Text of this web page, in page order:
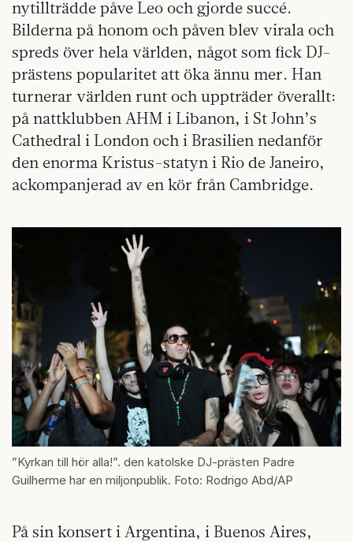
nytillträdde påve Leo och gjorde succé.
Bilderna på honom och påven blev virala och
spreds över hela världen, något som fick DJ-
prästens popularitet att öka ännu mer. Han
turnerar världen runt och uppträder överallt:
på nattklubben AHM i Libanon, i St John’s
Cathedral i London och i Brasilien nedanför
den enorma Kristus-statyn i Rio de Janeiro,
ackompanjerad av en kör från Cambridge.
”Kyrkan till hör alla!”. den katolske DJ-prästen Padre
Guilherme har en miljonpublik. Foto: Rodrigo Abd/AP
På sin konsert i Argentina, i Buenos Aires,